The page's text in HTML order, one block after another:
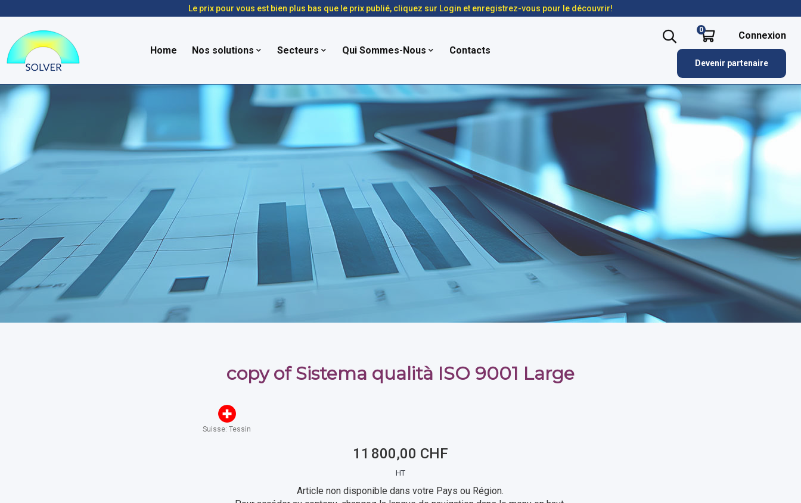
Le prix pour vous est bien plus bas que le prix publié, cliquez sur Login et enregistrez-vous pour le découvrir!
Home Nos solutions Secteurs Qui Sommes-Nous Contacts
0 Connexion
Devenir partenaire
copy of Sistema qualità ISO 9001 Large
Suisse: Tessin
11 800,00 CHF
HT
Article non disponible dans votre Pays ou Région.